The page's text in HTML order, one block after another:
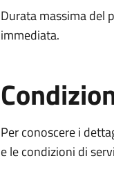
Durata massima del
immediata.
Per conoscere i
e le condizioni di